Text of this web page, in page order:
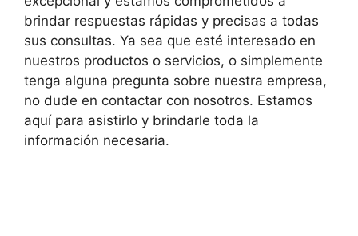
brindar respuestas rápidas y precisas a todas
sus consultas. Ya sea que esté interesado en
nuestros productos o servicios, o simplemente
tenga alguna pregunta sobre nuestra empresa,
no dude en contactar con nosotros. Estamos
aquí para asistirlo y brindarle toda la
información necesaria.